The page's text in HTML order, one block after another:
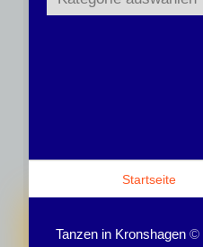
Startseite
Tanzen in Kronshagen ©